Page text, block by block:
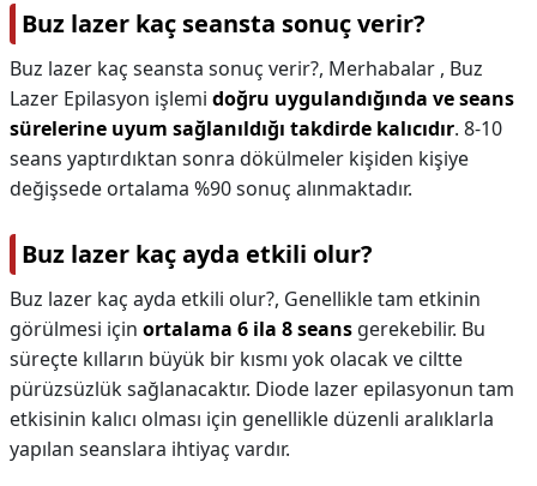
Buz lazer kaç seansta sonuç verir?
Buz lazer kaç seansta sonuç verir?, Merhabalar , Buz
Lazer Epilasyon işlemi doğru uygulandığında ve seans
sürelerine uyum sağlanıldığı takdirde kalıcıdır. 8-10
seans yaptırdıktan sonra dökülmeler kişiden kişiye
değişsede ortalama %90 sonuç alınmaktadır.
Buz lazer kaç ayda etkili olur?
Buz lazer kaç ayda etkili olur?, Genellikle tam etkinin
görülmesi için ortalama 6 ila 8 seans gerekebilir. Bu
süreçte kılların büyük bir kısmı yok olacak ve ciltte
pürüzsüzlük sağlanacaktır. Diode lazer epilasyonun tam
etkisinin kalıcı olması için genellikle düzenli aralıklarla
yapılan seanslara ihtiyaç vardır.